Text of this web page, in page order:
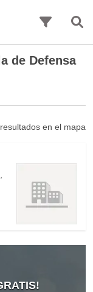
de Defensa
en el mapa